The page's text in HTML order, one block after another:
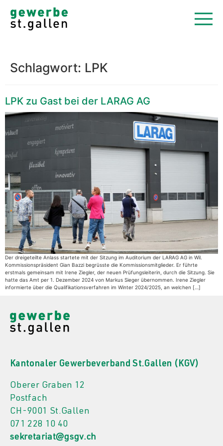
Schlagwort: LPK
LPK zu Gast bei der LARAG AG
Der dreigeteilte Anlass startete mit der Sitzung im Auditorium der LARAG AG in Wil.
Kommissionspräsident Gian Bazzi begrüsste die Kommissionsmitglieder. Er führte
erstmals gemeinsam mit Irene Ziegler, der neuen Prüfungsleiterin, durch die Sitzung. Sie
hatte das Amt per 1. Dezember 2024 von Markus Sieger übernommen. Irene Ziegler
informierte über die Qualifikationsverfahren im Winter 2024/2025, an welchen […]
Kantonaler Gewerbeverband St.Gallen (KGV)
Oberer Graben 12
Postfach
CH-9001 St.Gallen
071 228 10 40
sekretariat@gsgv.ch